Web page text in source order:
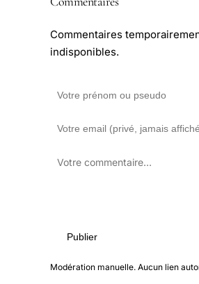
Commentaires
indisponibles.
Publier
Modération manuelle. Aucun lien